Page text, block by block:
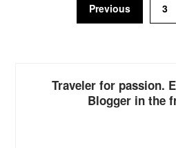
Previous 3
Traveler for passion.
Blogger in the